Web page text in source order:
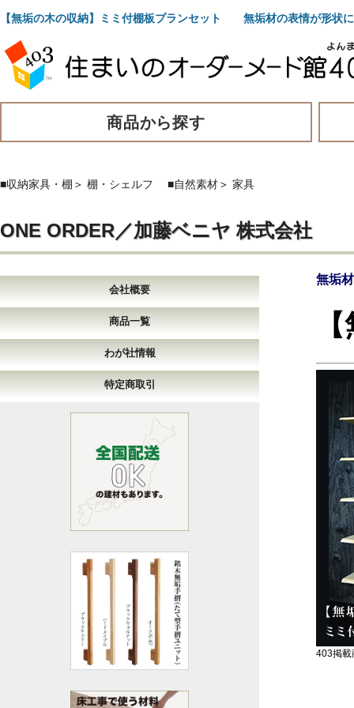
【無垢の木の収納】ミミ付棚板プランセット 無垢材の表情が形状
商品から探す
■収納家具・棚 ＞ 棚・シェルフ ■自然素材＞ 家具
ONE ORDER／加藤ベニヤ 株式会社
会社概要
商品一覧
わが社情報
特定商取引
無垢
403掲載